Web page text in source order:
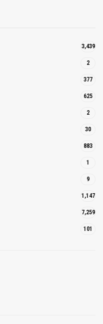
3,439
2
377
625
2
30
883
1
9
1,147
7,259
101